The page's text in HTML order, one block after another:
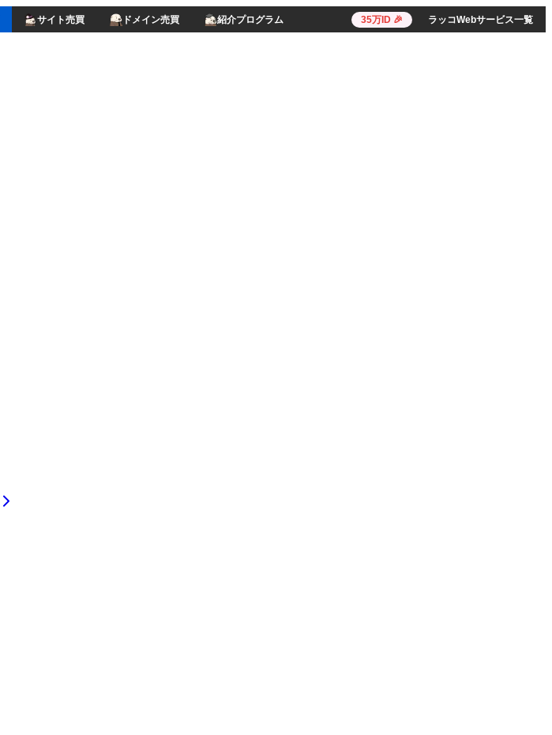
サイト売買 ドメイン売買 紹介プログラム 35万ID 🎉 ラッコWebサービス一覧